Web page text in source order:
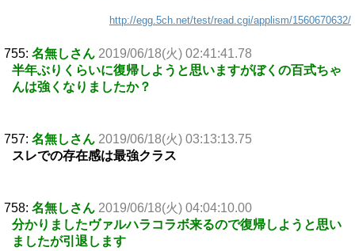
http://egg.5ch.net/test/read.cgi/applism/1560670632/
755: 名無しさん 2019/06/18(火) 02:41:41.78
半年ぶりくらいに復帰しようと思いますがぼくの百式ちゃ
んは強くなりましたか？
757: 名無しさん 2019/06/18(火) 03:13:13.75
スレでの存在感は最強クラス
758: 名無しさん 2019/06/18(火) 04:04:10.00
分かりましたヴァルハラコラボ来るので復帰しようと思い
ましたが引退します